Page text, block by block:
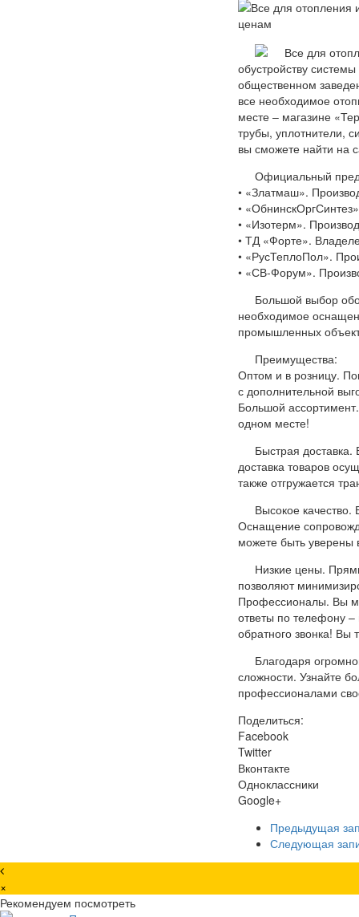
обустройству
общественном
все необходимое
месте – магазине
трубы, уплотнители,
вы сможете найти на
Официальный
• «Златмаш».
•
• «Изотерм».
• ТД «Форте».
• «РусТеплоПол».
• «СВ-Форум».
Большой выбор
необходимое
промышленных
Преимущества:
Оптом и в розницу.
с дополнительной
Большой
одном месте!
Быстрая
доставка товаров
также отгружается
Высокое
Оснащение
можете быть уверены
Низкие цены.
позволяют
Профессионалы. Вы
ответы по телефону –
обратного звонка! Вы
Благодаря
сложности. Узнайте
профессионалами
Поделиться:
Facebook
Twitter
Вконтакте
Одноклассники
Google+
Предыдущая
Следующая
×
Рекомендуем посмотреть